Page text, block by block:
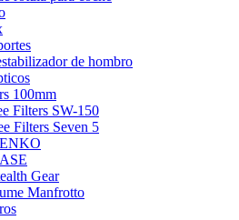
de hombro
100mm
Filters SW-150
Filters Seven 5
Gear
Manfrotto